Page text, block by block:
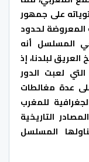
على جمھور
وعلى امتداد 4 حلقات المعروضة لحدود
المسلسل أنه
لبلدنا، إذ
لعبت الدور
عدة مغالطات
للمغرب
التاريخية
المسلسل